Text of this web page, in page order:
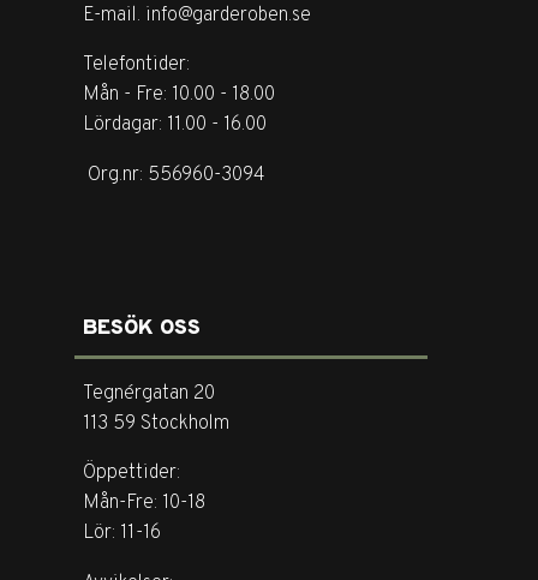
E-mail. info@garderoben.se
Telefontider:
Mån - Fre: 10.00 - 18.00
Lördagar: 11.00 - 16.00
Org.nr: 556960-3094
BESÖK OSS
Tegnérgatan 20
113 59 Stockholm
Öppettider:
Mån-Fre: 10-18
Lör: 11-16